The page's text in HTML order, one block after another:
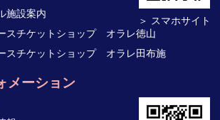
施設案内
スチケットショップ オラレ徳山
スチケットショップ オラレ田布施
メーション
＞ スマホサイト